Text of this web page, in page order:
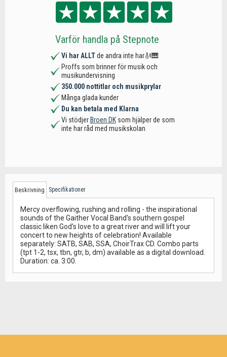
Varför handla på Stepnote
Vi har ALLTde andra inte har🎻🎹
Proffs som brinner för musik och
musikundervisning
350.000 nottitlar och musikprylar
Många glada kunder
Du kan betala med Klarna
Vi stödjer Broen DKsom hjälper de som
inte har råd med musikskolan
Beskrivning Specifikationer
Mercy overflowing, rushing and rolling - the inspirational
sounds of the Gaither Vocal Band's southern gospel
classic liken God's love to a great river and will lift your
concert to new heights of celebration! Available
separately: SATB, SAB, SSA, ChoirTrax CD. Combo parts
(tpt 1-2, tsx, tbn, gtr, b, dm) available as a digital download.
Duration: ca. 3:00.